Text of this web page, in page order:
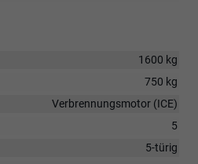
1600 kg
750 kg
Verbrennungsmotor (ICE)
5
5-türig